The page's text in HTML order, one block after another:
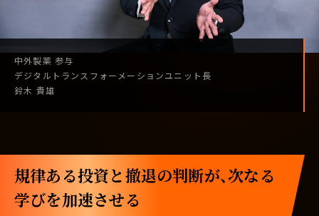
中外製薬 参与
デジタル トランスフォーメーションユニット長
鈴木 貴雄
規律ある投資と撤退の判断が、次なる
学びを加速させる